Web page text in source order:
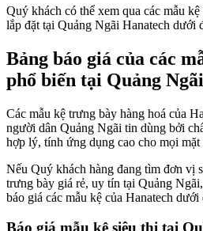
Quý khách có thể xem qua các mẫu
lắp đặt tại Quảng Ngãi Hanatech dưới
Bảng báo giá của các
phổ biến tại Quảng
Các mẫu kệ trưng bày hàng hoá của
người dân Quảng Ngãi tin dùng bởi
hợp lý, tính ứng dụng cao cho mọi mặt
Nếu Quý khách hàng đang tìm đơn vị
trưng bày giá rẻ, uy tín tại Quảng
báo giá các mẫu kệ của Hanatech dưới
Báo giá mẫu kệ siêu thị tại